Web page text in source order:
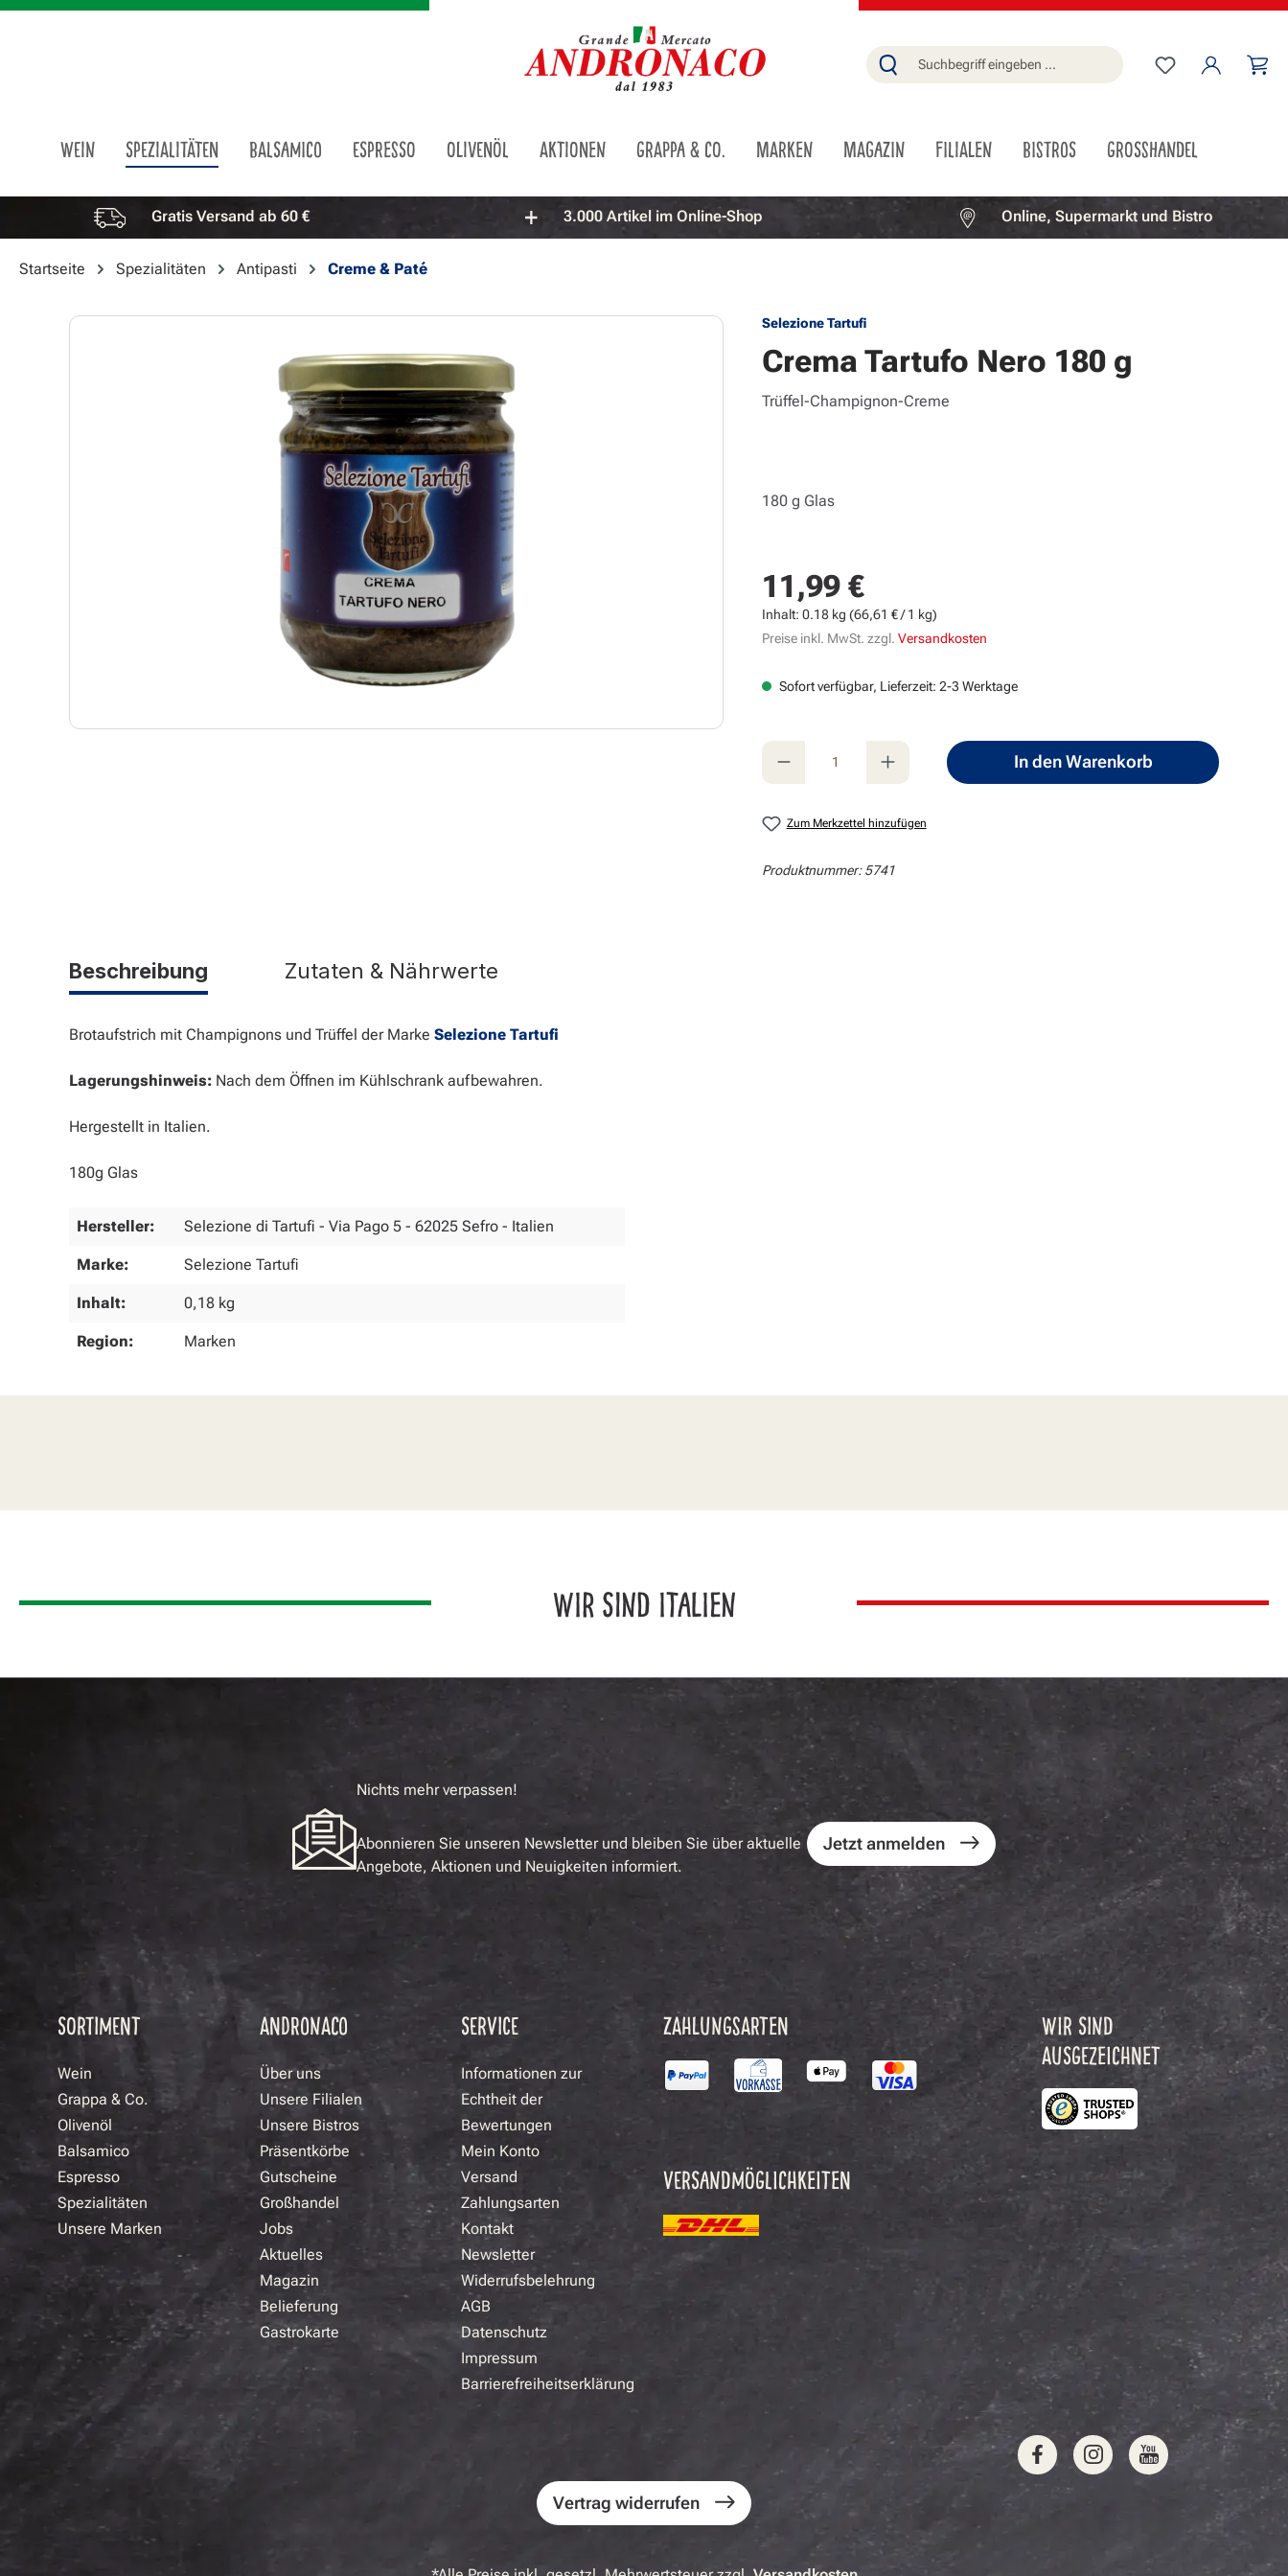
Du hast 0
WEIN SPEZIALITÄTEN BALSAMICO ESPRESSO OLIVENÖL AKTIONEN GRAPPA & CO. MARKEN MAGAZIN FILIALEN BISTROS GROSSHANDEL
Vorteile überspringen Gratis Versand ab 60 € 3.000 Artikel im Online-Shop Online, Supermarkt und Bistro
Startseite Spezialitäten Antipasti Creme & Paté
Bildergalerie überspringen Selezione Tartufi
Crema Tartufo Nero 180 g
Trüffel-Champignon-Creme
180 g Glas
Regulärer Preis:
11,99 €
Inhalt:0.18 kg(66,61 € / 1 kg)
Preise inkl. MwSt. zzgl.Versandkosten
Sofort verfügbar, Lieferzeit: 2-3 Werktage
Produkt Anzahl: Gib den gewünschten Wert ein
In den Warenkorb
Zum Merkzettel hinzufügen
Produktnummer:5741
Beschreibung Zutaten & Nährwerte
Brotaufstrich mit Champignons und Trüffel der Marke Selezione Tartufi
Lagerungshinweis: Nach dem Öffnen im Kühlschrank aufbewahren.
Hergestellt in Italien.
180g Glas
Hersteller: Selezione di Tartufi - Via Pago 5 - 62025 Sefro - Italien
Marke: Selezione Tartufi
Inhalt: 0,18 kg
Region: Marken
WIR SIND ITALIEN
Nichts mehr verpassen!
Abonnieren Sie unseren Newsletter und bleiben Sie über aktuelle
Angebote, Aktionen und Neuigkeiten informiert.
Jetzt anmelden
SORTIMENT
Wein
Grappa & Co.
Olivenöl
Balsamico
Espresso
Spezialitäten
Unsere Marken
ANDRONACO
Über uns
Unsere Filialen
Unsere Bistros
Präsentkörbe
Gutscheine
Großhandel
Jobs
Aktuelles
Magazin
Belieferung
Gastrokarte
SERVICE
Informationen zur
Echtheit der
Bewertungen
Mein Konto
Versand
Zahlungsarten
Kontakt
Newsletter
Widerrufsbelehrung
AGB
Datenschutz
Impressum
Barrierefreiheitserklärung
ZAHLUNGSARTEN
VERSANDMÖGLICHKEITEN
WIR SIND
AUSGEZEICHNET
Vertrag widerrufen